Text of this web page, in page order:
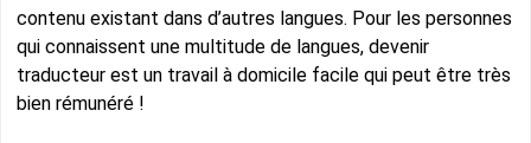
contenu existant dans d’autres langues. Pour les personnes
qui connaissent une multitude de langues, devenir
traducteur est un travail à domicile facile qui peut être très
bien rémunéré !